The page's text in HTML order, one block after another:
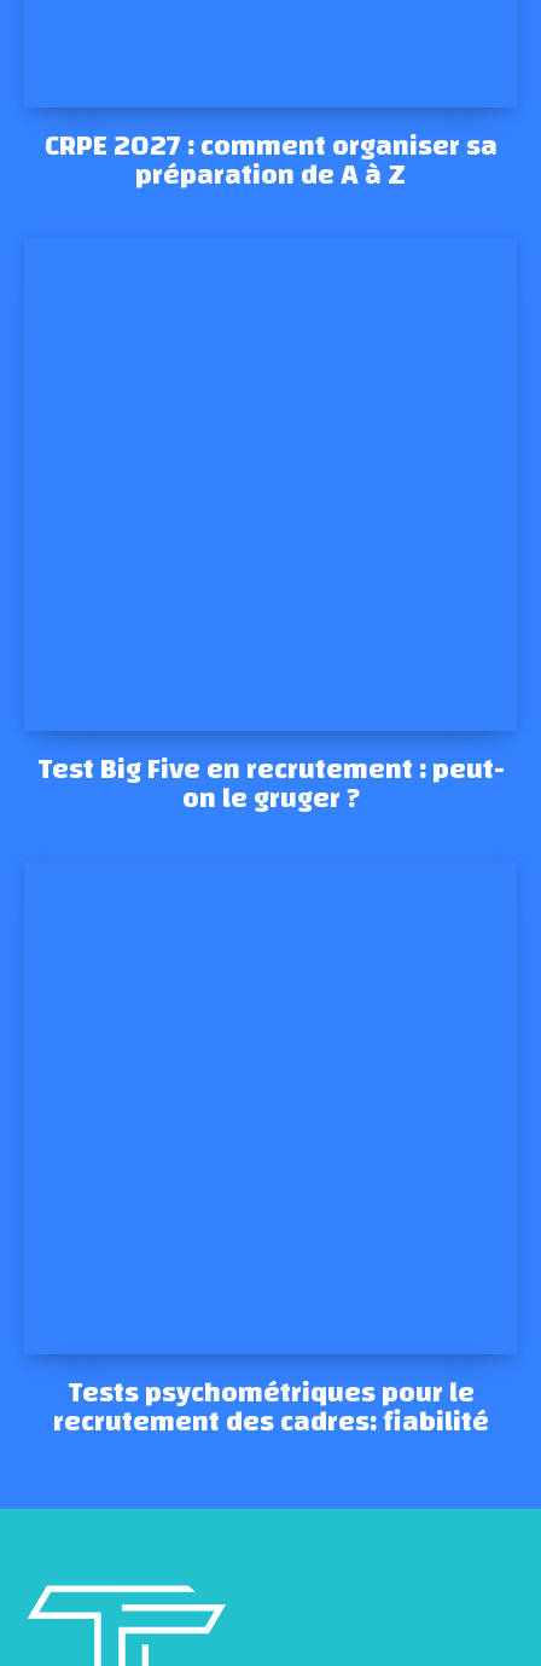
CRPE 2027 : comment organiser sa
préparation de A à Z
Test Big Five en recrutement : peut-
on le gruger ?
Tests psychométriques pour le
recrutement des cadres: fiabilité